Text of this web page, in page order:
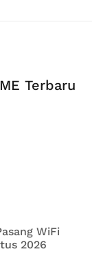
Terbaru
WiFi
2026